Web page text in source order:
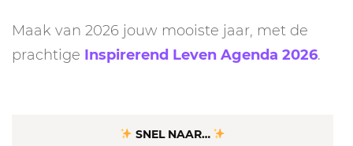
Maak van 2026 jouw mooiste jaar, met de
prachtige Inspirerend Leven Agenda 2026.
SNEL NAAR…